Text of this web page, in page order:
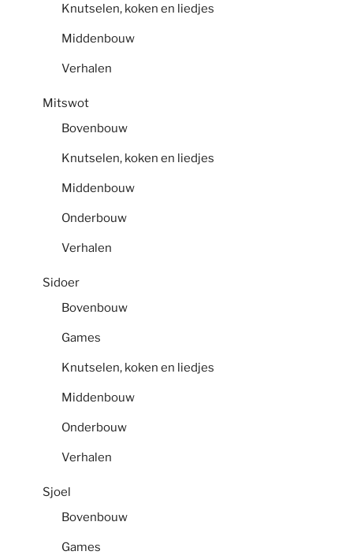
Knutselen, koken en liedjes
Middenbouw
Verhalen
Mitswot
Bovenbouw
Knutselen, koken en liedjes
Middenbouw
Onderbouw
Verhalen
Sidoer
Bovenbouw
Games
Knutselen, koken en liedjes
Middenbouw
Onderbouw
Verhalen
Sjoel
Bovenbouw
Games